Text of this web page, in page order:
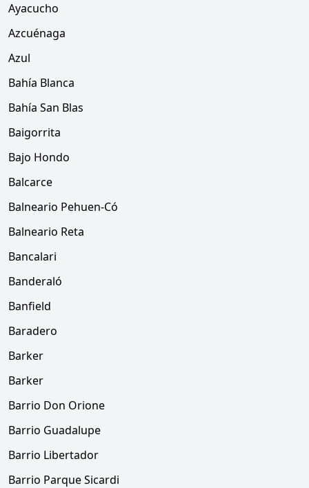
Ayacucho
Azcuénaga
Azul
Bahía Blanca
Bahía San Blas
Baigorrita
Bajo Hondo
Balcarce
Balneario Pehuen-Có
Balneario Reta
Bancalari
Banderaló
Banfield
Baradero
Barker
Barker
Barrio Don Orione
Barrio Guadalupe
Barrio Libertador
Barrio Parque Sicardi